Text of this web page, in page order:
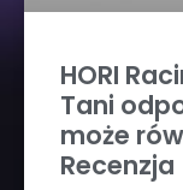
HORI
Tani
może
Recenzja